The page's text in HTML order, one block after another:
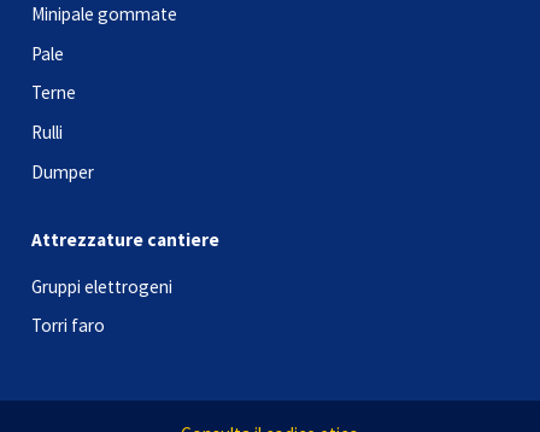
Minipale gommate
Pale
Terne
Rulli
Dumper
Attrezzature cantiere
Gruppi elettrogeni
Torri faro